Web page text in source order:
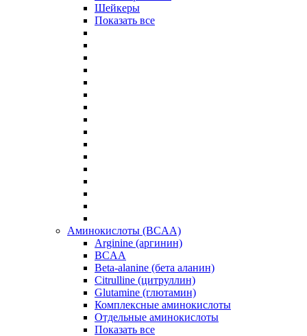
Шейкеры
Показать все
Аминокислоты (BCAA)
Arginine (аргинин)
BCAA
Beta-alanine (бета аланин)
Citrulline (цитруллин)
Glutamine (глютамин)
Комплексные аминокислоты
Отдельные аминокислоты
Показать все